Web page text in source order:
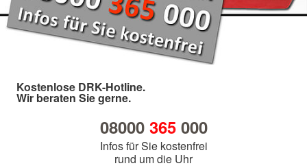
Kostenlose DRK-Hotline.
Wir beraten Sie gerne.
08000 365000
Infos für Sie kostenfrei
rund um die Uhr